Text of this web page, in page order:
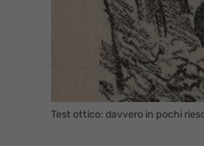
Test ottico: davvero in pochi